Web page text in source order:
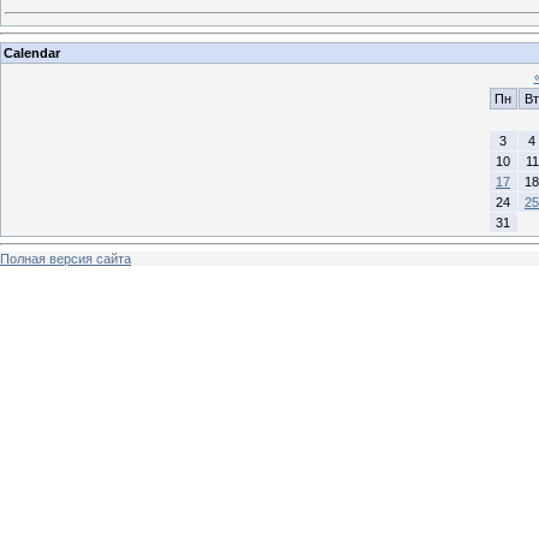
Calendar
Пн
Вт
3
4
10
11
17
18
24
25
31
Полная версия сайта